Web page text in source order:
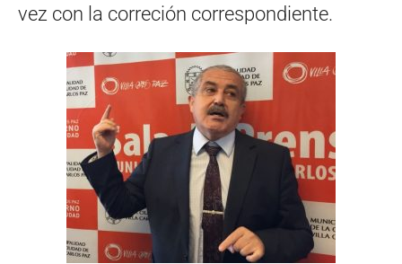
vez con la correción correspondiente.